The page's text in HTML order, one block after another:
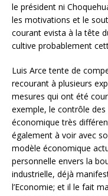
le président ni
les motivations et le
courant evista à la tête
cultive probablement
Luis Arce tente de
recourant à plusieurs
mesures qui ont été
exemple, le contrôle
économique très
également à voir avec
modèle économique
personnelle envers la
industrielle, déjà
l’Economie; et il le fait